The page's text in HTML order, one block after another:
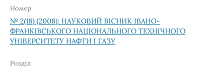
Номер
№ 2(18) (2008): НАУКОВИЙ ВІСНИК ІВАНО-
ФРАНКІВСЬКОГО НАЦІОНАЛЬНОГО ТЕХНІЧНОГО
УНІВЕРСИТЕТУ НАФТИ І ГАЗУ
Розділ